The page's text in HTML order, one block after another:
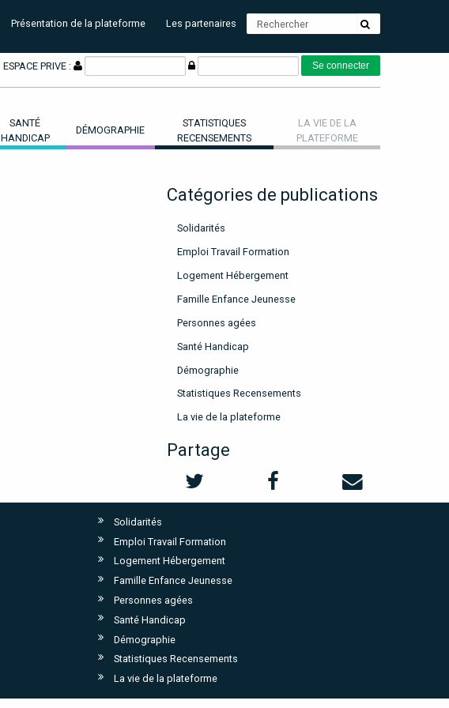
Présentation de la plateforme Les partenaires
ESPACE PRIVE :
SANTÉ
HANDICAP
DÉMOGRAPHIE
STATISTIQUES
RECENSEMENTS
LA VIE DE LA
PLATEFORME
Catégories de publications
Solidarités
Emploi Travail Formation
Logement Hébergement
Famille Enfance Jeunesse
Personnes agées
Santé Handicap
Démographie
Statistiques Recensements
La vie de la plateforme
Partage
Solidarités
Emploi Travail Formation
Logement Hébergement
Famille Enfance Jeunesse
Personnes agées
Santé Handicap
Démographie
Statistiques Recensements
La vie de la plateforme